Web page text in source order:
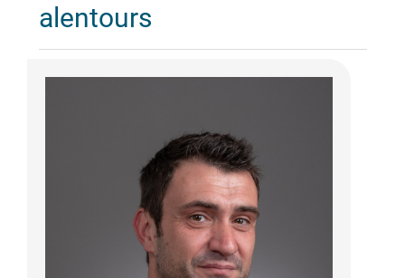
alentours